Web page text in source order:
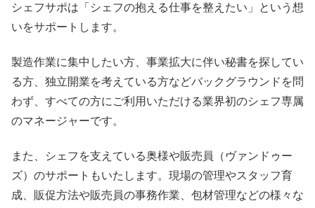
シェフサポは「シェフの抱える仕事を整えたい」という想
いをサポートします。
製造作業に集中したい方、事業拡大に伴い秘書を探してい
る方、独立開業を考えている方などバックグラウンドを問
わず、すべての方にご利用いただける業界初のシェフ専属
のマネージャーです。
また、シェフを支えている奥様や販売員（ヴァンドゥー
ズ）のサポートもいたします。現場の管理やスタッフ育
成、販促方法や販売員の事務作業、包材管理などの様々な